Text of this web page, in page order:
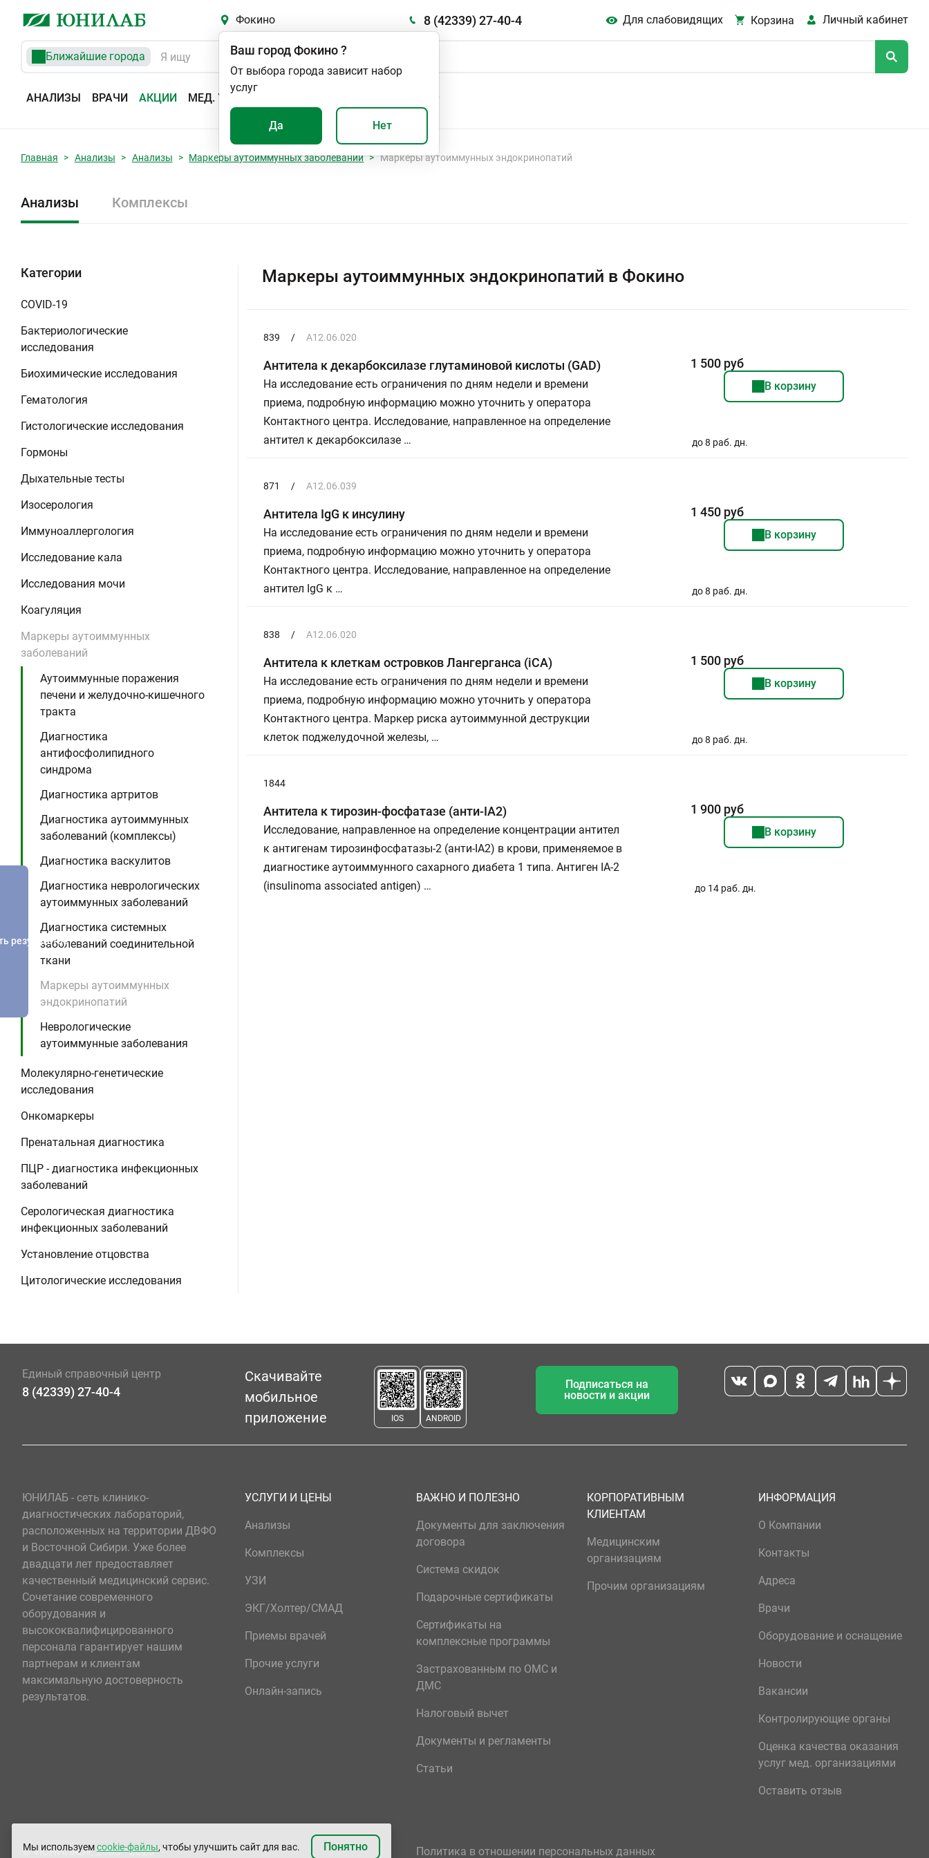
Фокино 8 (42339) 27-40-4 Для слабовидящих Корзина Личный кабинет
Ближайшие города
АНАЛИЗЫ ВРАЧИ АКЦИИ МЕД. УСЛУГИ
Ваш городФокино?
От выбора города зависит набор
услуг
Да Нет
Главная Анализы Анализы Маркеры аутоиммунных заболеваний Маркеры аутоиммунных эндокринопатий
Анализы Комплексы
Категории
COVID-19
Бактериологические
исследования
Биохимические исследования
Гематология
Гистологические исследования
Гормоны
Дыхательные тесты
Изосерология
Иммуноаллергология
Исследование кала
Исследования мочи
Коагуляция
Маркеры аутоиммунных
заболеваний
Аутоиммунные поражения
печени и желудочно-кишечного
тракта
Диагностика
антифосфолипидного
синдрома
Диагностика артритов
Диагностика аутоиммунных
заболеваний (комплексы)
Диагностика васкулитов
Диагностика неврологических
аутоиммунных заболеваний
Диагностика системных
заболеваний соединительной
ткани
Маркеры аутоиммунных
эндокринопатий
Неврологические
аутоиммунные заболевания
Молекулярно-генетические
исследования
Онкомаркеры
Пренатальная диагностика
ПЦР - диагностика инфекционных
заболеваний
Серологическая диагностика
инфекционных заболеваний
Установление отцовства
Цитологические исследования
Маркеры аутоиммунных эндокринопатий в Фокино
839 / A12.06.020
Антитела к декарбоксилазе глутаминовой кислоты (GAD)
На исследование есть ограничения по дням недели и времени
приема, подробную информацию можно уточнить у оператора
Контактного центра. Исследование, направленное на определение
антител к декарбоксилазе …
1 500 руб
В корзину
до 8 раб. дн.
871 / A12.06.039
Антитела IgG к инсулину
На исследование есть ограничения по дням недели и времени
приема, подробную информацию можно уточнить у оператора
Контактного центра. Исследование, направленное на определение
антител IgG к …
1 450 руб
В корзину
до 8 раб. дн.
838 / A12.06.020
Антитела к клеткам островков Лангерганса (iСA)
На исследование есть ограничения по дням недели и времени
приема, подробную информацию можно уточнить у оператора
Контактного центра. Маркер риска аутоиммунной деструкции
клеток поджелудочной железы, …
1 500 руб
В корзину
до 8 раб. дн.
1844
Антитела к тирозин-фосфатазе (анти-IA2)
Исследование, направленное на определение концентрации антител
к антигенам тирозинфосфатазы-2 (анти-IA2) в крови, применяемое в
диагностике аутоиммунного сахарного диабета 1 типа. Антиген IA-2
(insulinoma associated antigen) …
1 900 руб
В корзину
до 14 раб. дн.
результатов
Единый справочный центр
8 (42339) 27-40-4
Скачивайте
мобильное
приложение
IOS ANDROID
Подписаться на
новости и акции
ЮНИЛАБ - сеть клинико-
диагностических лабораторий,
расположенных на территории ДВФО
и Восточной Сибири. Уже более
двадцати лет предоставляет
качественный медицинский сервис.
Сочетание современного
оборудования и
высококвалифицированного
персонала гарантирует нашим
партнерам и клиентам
максимальную достоверность
результатов.
УСЛУГИ И ЦЕНЫ
Анализы
Комплексы
УЗИ
ЭКГ/Холтер/СМАД
Приемы врачей
Прочие услуги
Онлайн-запись
ВАЖНО И ПОЛЕЗНО
Документы для заключения
договора
Система скидок
Подарочные сертификаты
Сертификаты на
комплексные программы
Застрахованным по ОМС и
ДМС
Налоговый вычет
Документы и регламенты
Статьи
КОРПОРАТИВНЫМ
КЛИЕНТАМ
Медицинским
организациям
Прочим организациям
ИНФОРМАЦИЯ
О Компании
Контакты
Адреса
Врачи
Оборудование и оснащение
Новости
Вакансии
Контролирующие органы
Оценка качества оказания
услуг мед. организациями
Оставить отзыв
© «ЮНИЛАБ», 2003 - 2026 Политика в отношении персональных данных
Мы используемcookie-файлы, чтобы улучшить сайт для вас. Понятно